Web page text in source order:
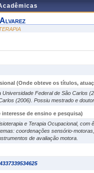
(Onde obteve os títulos,
Universidade Federal de São Carlos
(2006). Possiu mestrado e
interesse de ensino e pesquisa)
e Terapia Ocupacional,
coordenações sensório-
de avaliação motora.